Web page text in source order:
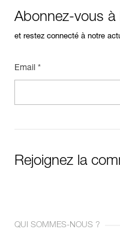
Abonnez-vous à
et restez connecté à notre
Email *
Rejoignez la
QUI SOMMES-NOUS ?